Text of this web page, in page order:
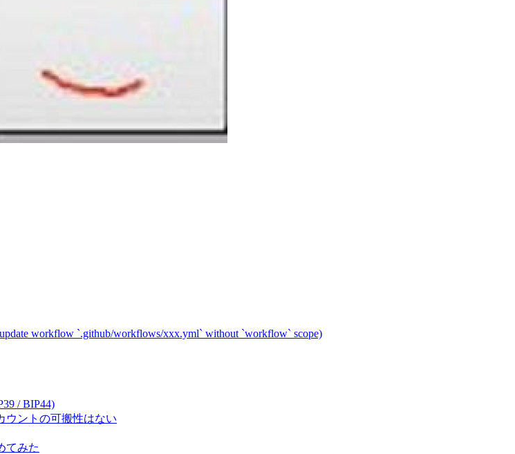
workflow `.github/workflows/xxx.yml` without `workflow` scope)
/ BIP44)
ウントの可搬性はない
てみた